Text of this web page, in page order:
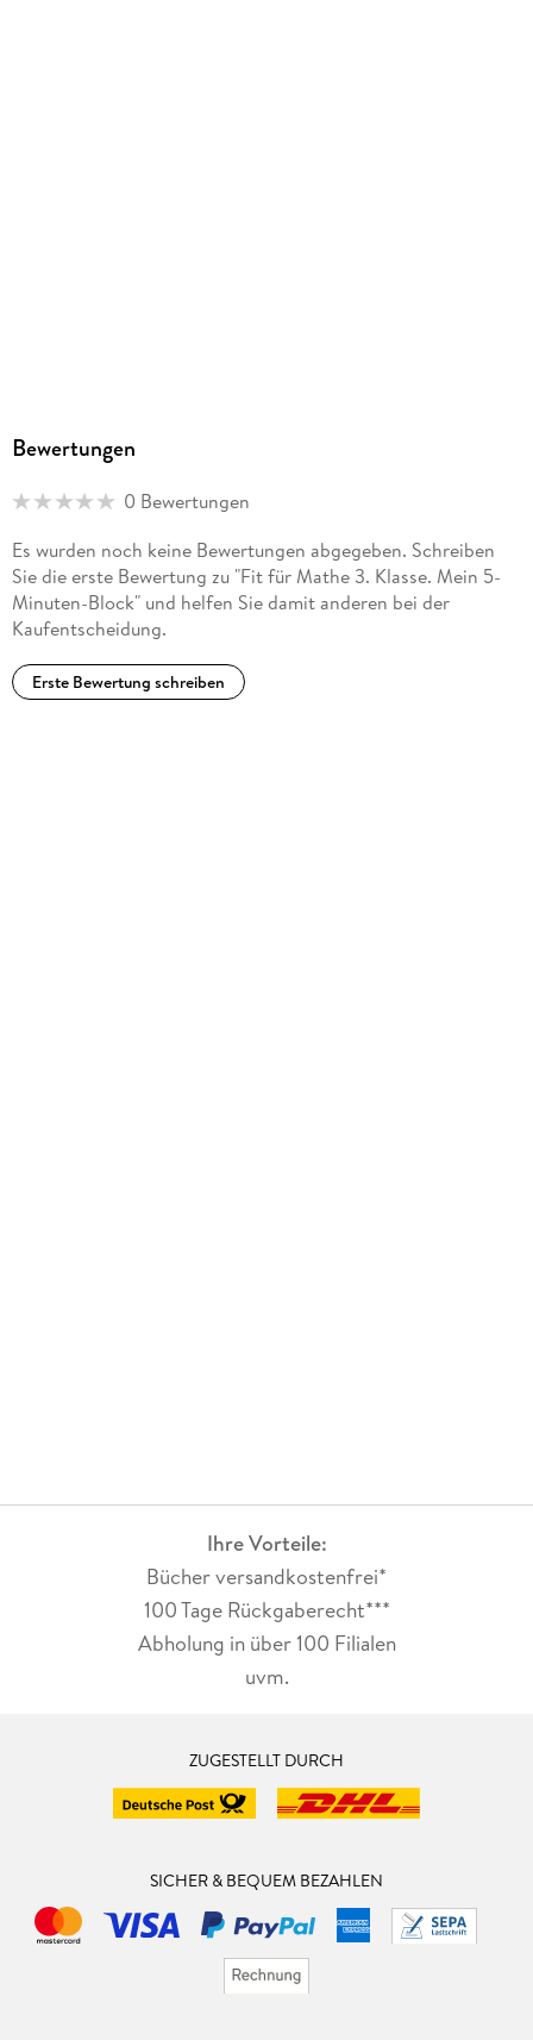
Bewertungen
0 Bewertungen
Es wurden noch keine Bewertungen abgegeben. Schreiben
Sie die erste Bewertung zu "Fit für Mathe 3. Klasse. Mein 5-
Minuten-Block" und helfen Sie damit anderen bei der
Kaufentscheidung.
Erste Bewertung schreiben
Ihre Vorteile:
Bücher versandkostenfrei*
100 Tage Rückgaberecht***
Abholung in über 100 Filialen
uvm.
ZUGESTELLT DURCH
SICHER & BEQUEM BEZAHLEN